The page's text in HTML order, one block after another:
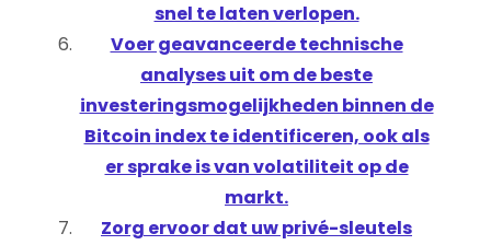
snel te laten verlopen.
Voer geavanceerde technische
analyses uit om de beste
investeringsmogelijkheden binnen de
Bitcoin index te identificeren, ook als
er sprake is van volatiliteit op de
markt.
Zorg ervoor dat uw privé-sleutels